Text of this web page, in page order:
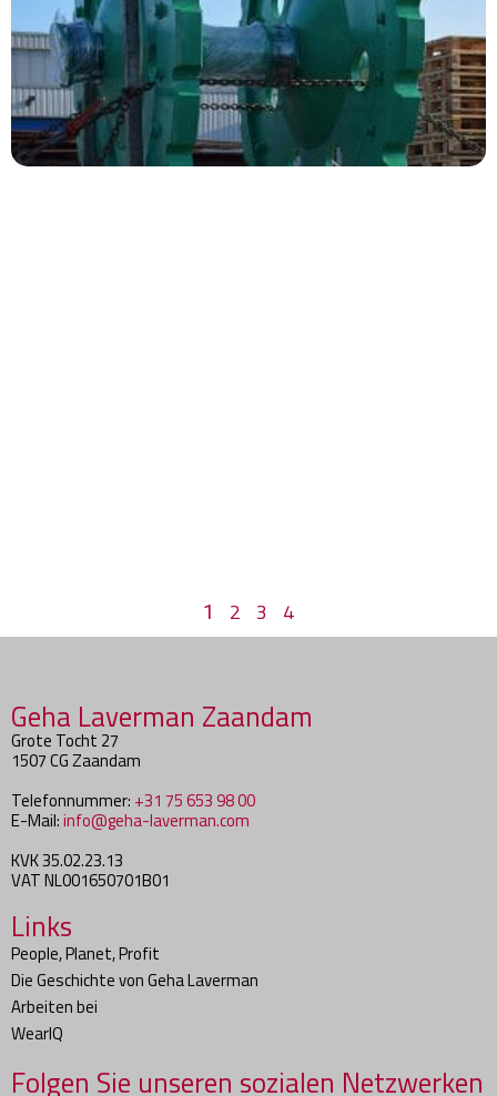
1 2 3 4
Geha Laverman Zaandam
Grote Tocht 27
1507 CG Zaandam
Telefonnummer: +31 75 653 98 00
E-Mail:info@geha-laverman.com
KVK 35.02.23.13
VAT NL001650701B01
Links
People, Planet, Profit
Die Geschichte von Geha Laverman
Arbeiten bei
WearIQ
Folgen Sie unseren sozialen Netzwerken